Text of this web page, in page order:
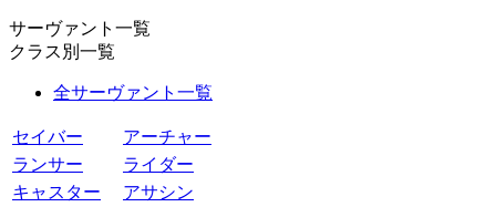
サーヴァント一覧
クラス別一覧
全サーヴァント一覧
セイバー
アーチャー
ランサー
ライダー
キャスター
アサシン